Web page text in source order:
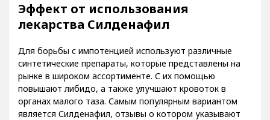
Эффект от использования
лекарства Силденафил
Для борьбы с импотенцией используют различные
синтетические препараты, которые представлены на
рынке в широком ассортименте. С их помощью
повышают либидо, а также улучшают кровоток в
органах малого таза. Самым популярным вариантом
является Силденафил, отзывы о котором указывают